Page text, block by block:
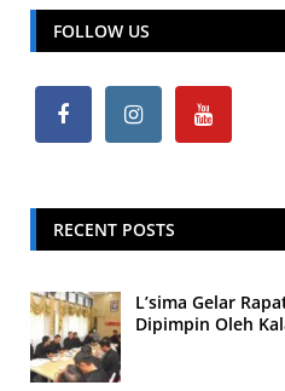
FOLLOW US
RECENT POSTS
L’sima Gelar
Dipimpin Oleh